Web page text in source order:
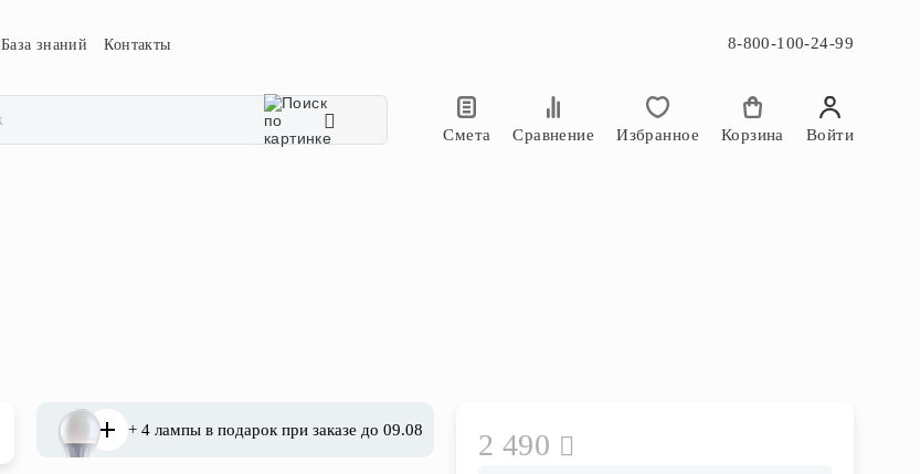
База знаний Контакты 8-800-100-24-99
Смета
Сравнение Избранное Корзина Войти
+ 4 лампы в подарок при заказе до 09.08 2 490